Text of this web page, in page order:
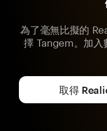
為了毫無比擬的
擇 Tangem。加入
取得